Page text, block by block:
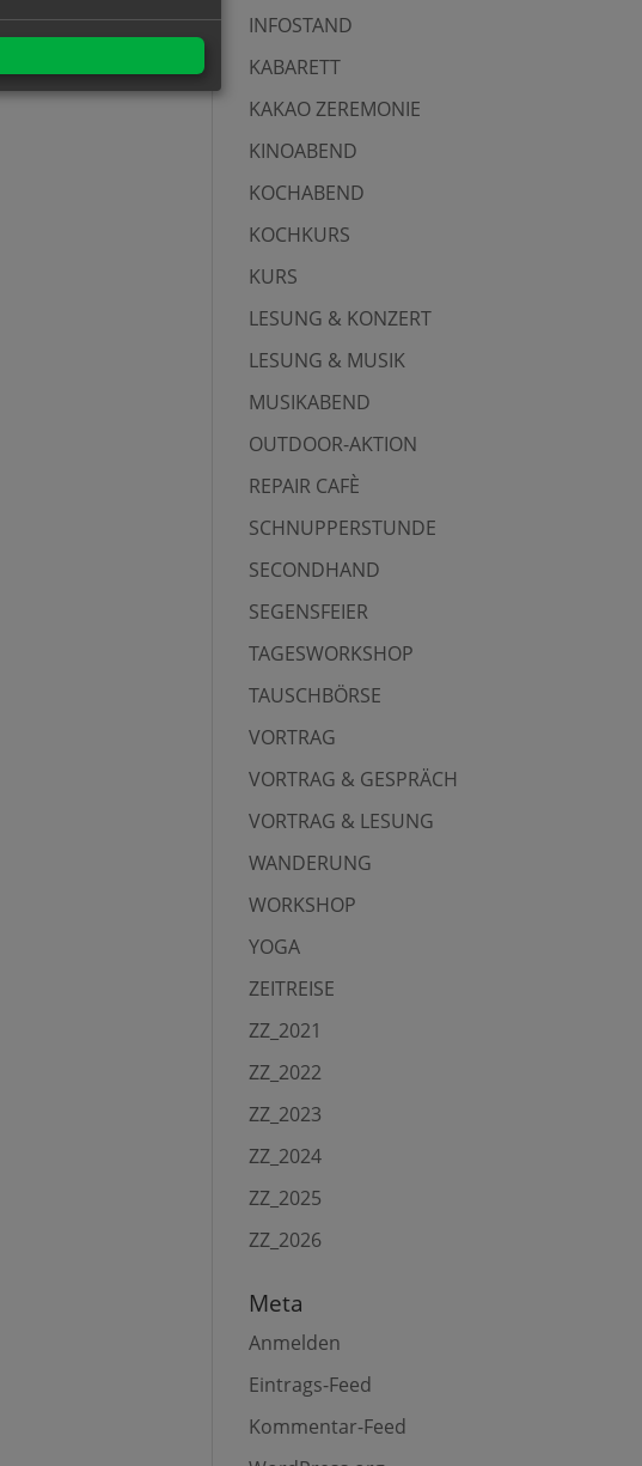
INFOSTAND
KABARETT
KAKAO ZEREMONIE
KINOABEND
KOCHABEND
KOCHKURS
KURS
LESUNG & KONZERT
LESUNG & MUSIK
MUSIKABEND
OUTDOOR-AKTION
REPAIR CAFÈ
SCHNUPPERSTUNDE
SECONDHAND
SEGENSFEIER
TAGESWORKSHOP
TAUSCHBÖRSE
VORTRAG
VORTRAG & GESPRÄCH
VORTRAG & LESUNG
WANDERUNG
WORKSHOP
YOGA
ZEITREISE
ZZ_2021
ZZ_2022
ZZ_2023
ZZ_2024
ZZ_2025
ZZ_2026
Meta
Anmelden
Eintrags-Feed
Kommentar-Feed